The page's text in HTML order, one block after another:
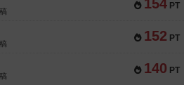
154 PT
152 PT
140 PT